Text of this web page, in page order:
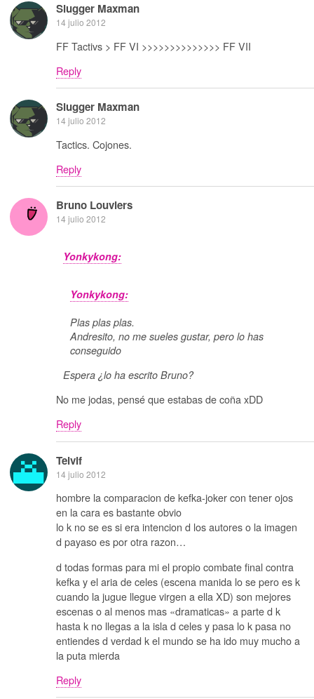
Slugger Maxman
14 julio 2012
FF Tactivs > FF VI >>>>>>>>>>>>>> FF VII
Reply
Slugger Maxman
14 julio 2012
Tactics. Cojones.
Reply
Bruno Louviers
14 julio 2012
Yonkykong:
Yonkykong:
Plas plas plas.
Andresito, no me sueles gustar, pero lo has
conseguido
Espera ¿lo ha escrito Bruno?
No me jodas, pensé que estabas de coña xDD
Reply
Telvif
14 julio 2012
hombre la comparacion de kefka-joker con tener ojos
en la cara es bastante obvio
lo k no se es si era intencion d los autores o la imagen
d payaso es por otra razon…
d todas formas para mi el propio combate final contra
kefka y el aria de celes (escena manida lo se pero es k
cuando la jugue llegue virgen a ella XD) son mejores
escenas o al menos mas «dramaticas» a parte d k
hasta k no llegas a la isla d celes y pasa lo k pasa no
entiendes d verdad k el mundo se ha ido muy mucho a
la puta mierda
Reply